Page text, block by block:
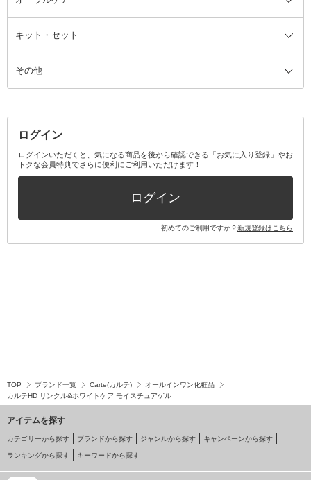
ファンデーション・パウダーケー
ス
ミラー・鏡
ザー
アロマキャンドル
消臭剤・芳香剤
その他美容家電
レッグウェア
オーラルケア全て
歯ブラシ
その他オーラルケア
キット・セット
キット・セット全て
ボディケアキット
その他キット・セット
その他
ログイン
ログインいただくと、気になる商品を後から確認できる「お気に入り登録」やお
トクな会員特典でさらに便利にご利用いただけます！
ログイン
初めてのご利用ですか？新規登録はこちら
TOP ブランド一覧 Carte(カルテ)
オールインワン化粧品
カルテHD リンクル&ホワイトケア モイスチュアゲル
アイテムを探す
カテゴリーから探す ブランドから探す ジャンルから探す キャンペーンから探す
ランキングから探す キーワードから探す